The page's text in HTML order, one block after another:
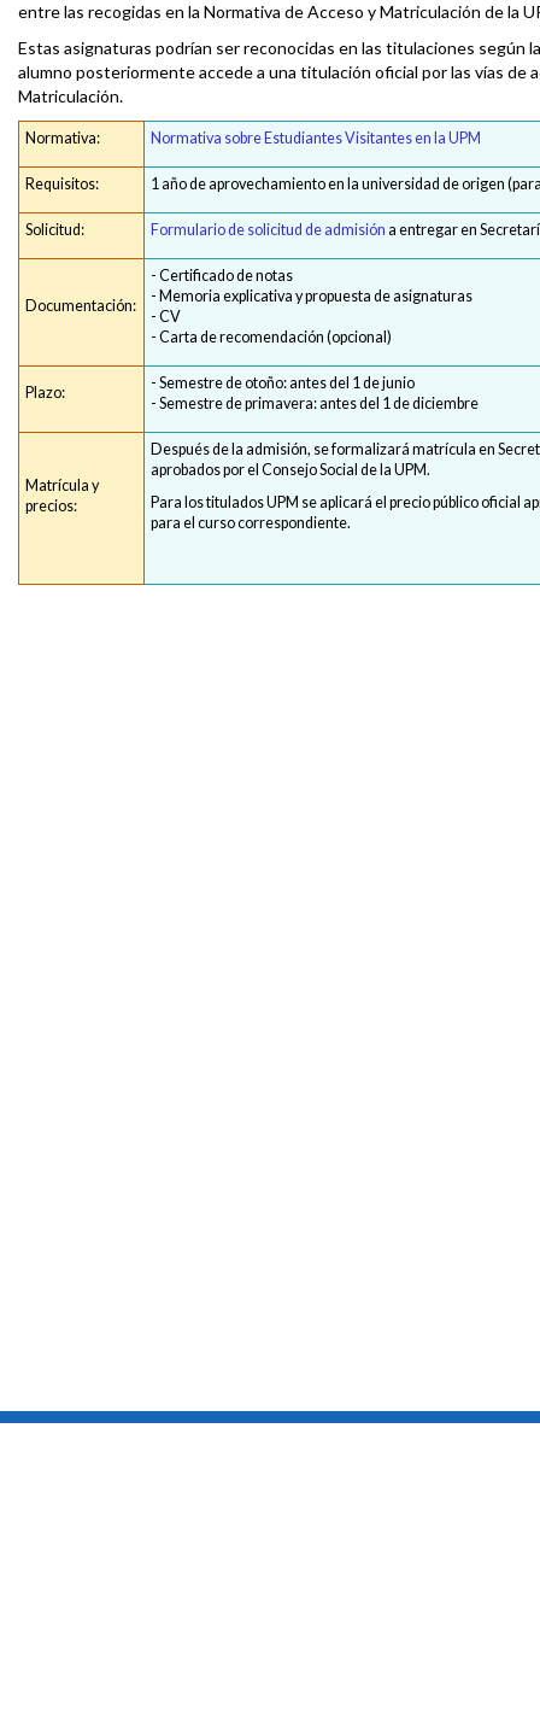
entre las recogidas en la Normativa de Acceso y Matriculación de la
Estas asignaturas podrían ser reconocidas en las titulaciones según
alumno posteriormente accede a una titulación oficial por las vías de
Matriculación.
Normativa: Normativa sobre Estudiantes Visitantes en la UPM
Requisitos: 1 año de aprovechamiento en la universidad de origen
Solicitud: Formulario de solicitud de admisión a entregar en
Documentación:
- Certificado de notas
- Memoria explicativa y propuesta de asignaturas
- CV
- Carta de recomendación (opcional)
Plazo:
- Semestre de otoño: antes del 1 de junio
- Semestre de primavera: antes del 1 de diciembre
Matrícula y
precios:
Después de la admisión, se formalizará matrícula en
aprobados por el Consejo Social de la UPM.
Para los titulados UPM se aplicará el precio público oficial
para el curso correspondiente.